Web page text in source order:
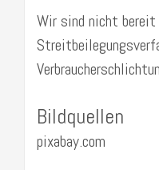
Wir sind nicht
Bildquellen
pixabay.com